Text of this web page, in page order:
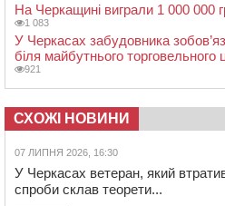
На Черкащині виграли 1 000 000
1 083
У Черкасах забудовника
біля майбутнього
921
СХОЖІ НОВИНИ
07 ЛИПНЯ 2026, 16:30
У Черкасах ветеран, який
спроби склав теорети...